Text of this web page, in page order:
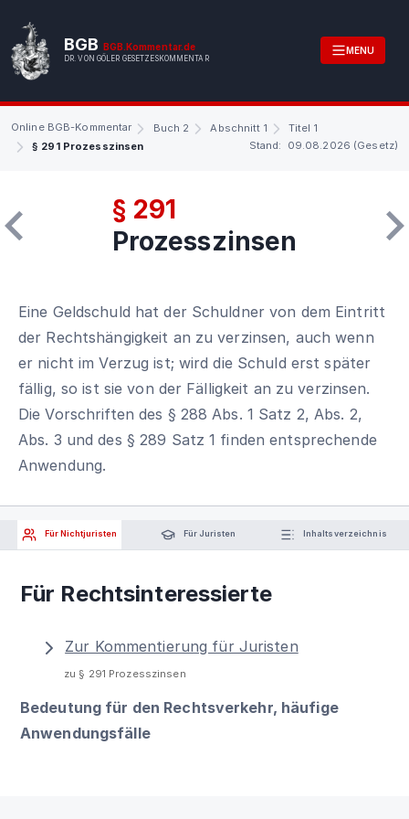
BGB BGB.Kommentar.de
DR. VON GÖLER GESETZESKOMMENTAR
MENU
Online BGB-Kommentar Buch 2 Abschnitt 1
Titel 1
§ 291 Prozesszinsen
Stand: 09.08.2026 (Gesetz)
§ 291
Prozesszinsen
Eine Geldschuld hat der Schuldner von dem Eintritt
der Rechtshängigkeit an zu verzinsen, auch wenn
er nicht im Verzug ist; wird die Schuld erst später
fällig, so ist sie von der Fälligkeit an zu verzinsen.
Die Vorschriften des § 288 Abs. 1 Satz 2, Abs. 2,
Abs. 3 und des § 289 Satz 1 finden entsprechende
Anwendung.
Für Nichtjuristen Für Juristen Inhaltsverzeichnis
Für Rechtsinteressierte
Zur Kommentierung für Juristen
zu § 291 Prozesszinsen
Bedeutung für den Rechtsverkehr, häufige
Anwendungsfälle